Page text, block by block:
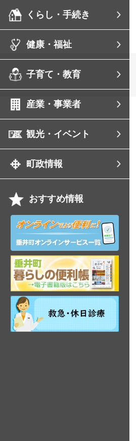
す。
くらし・手続き
健康・福祉
子育て・教育
産業・事業者
観光・イベント
町政情報
おすすめ情報
ン
ラ
イ
ン
サ
ー
ビ
ス
岐
阜
県
垂
井
町
観
光
祝
日・
年
末